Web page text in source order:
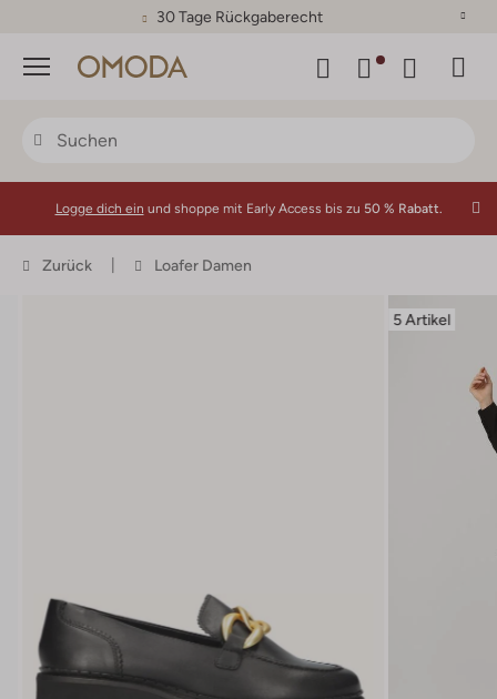
30 Tage Rückgaberecht
Menü
Logge dich ein und shoppe mit Early Access bis zu 50 % Rabatt.
Zurück Loafer Damen
5 Artikel